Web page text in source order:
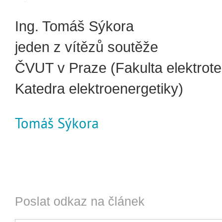
Ing. Tomáš Sýkora
jeden z vítězů soutěže
ČVUT v Praze (Fakulta
Katedra elektroenergetiky)
Tomáš Sýkora
Poslat odkaz na článek